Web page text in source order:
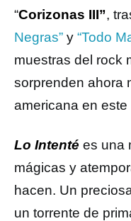
“Corizonas III”,
Negras” y “Todo
muestras del rock
sorprenden ahora
americana en
Lo Intenté es una
mágicas y
hacen. Un
un torrente de